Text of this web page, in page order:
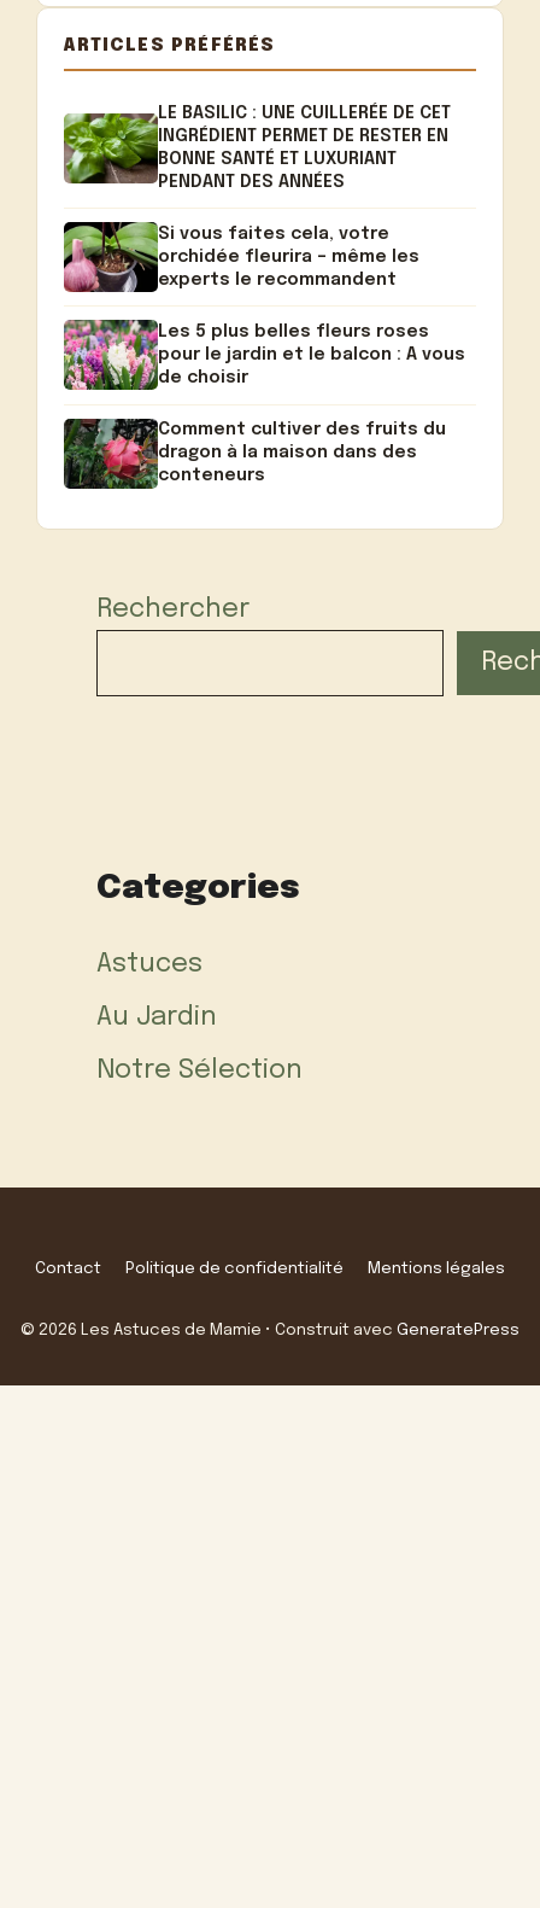
ARTICLES PRÉFÉRÉS
LE BASILIC : UNE CUILLERÉE DE CET
INGRÉDIENT PERMET DE RESTER EN
BONNE SANTÉ ET LUXURIANT
PENDANT DES ANNÉES
Si vous faites cela, votre
orchidée fleurira – même les
experts le recommandent
Les 5 plus belles fleurs roses
pour le jardin et le balcon : A vous
de choisir
Comment cultiver des fruits du
dragon à la maison dans des
conteneurs
Rechercher
Categories
Astuces
Au Jardin
Notre Sélection
Contact Politique de confidentialité Mentions légales
© 2026 Les Astuces de Mamie • Construit avec GeneratePress